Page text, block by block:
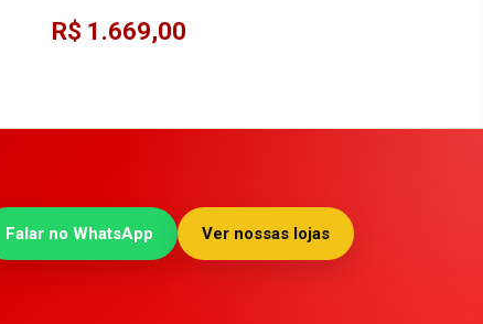
R$ 1.669,00
Falar no WhatsApp Ver nossas lojas